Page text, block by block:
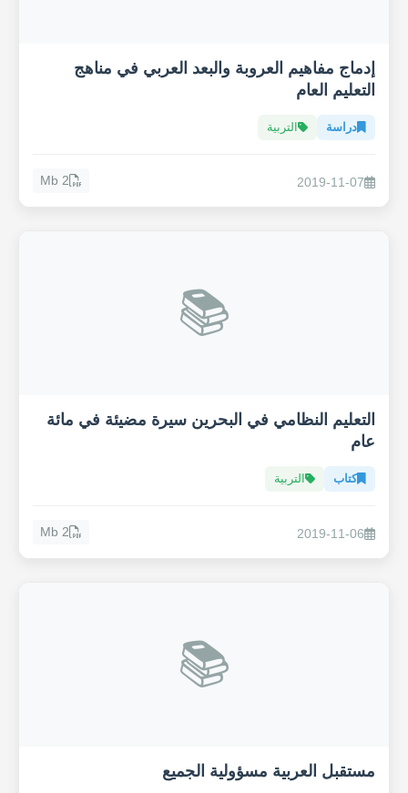
إدماج مفاهيم العروبة والبعد العربي في مناهج
التعليم العام
دراسة التربية
2019-11-07
2 Mb
📚
التعليم النظامي في البحرين سيرة مضيئة في مائة
عام
كتاب التربية
2019-11-06
2 Mb
📚
مستقبل العربية مسؤولية الجميع